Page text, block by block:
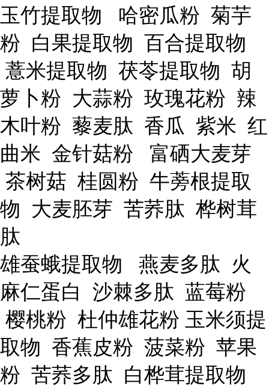
玉竹提取物 哈密瓜粉 菊芋
粉 白果提取物 百合提取物
薏米提取物 茯苓提取物 胡
萝卜粉 大蒜粉 玫瑰花粉 辣
木叶粉 藜麦肽 香瓜 紫米 红
曲米 金针菇粉 富硒大麦芽
茶树菇 桂圆粉 牛蒡根提取
物 大麦胚芽 苦荞肽 桦树茸
肽
雄蚕蛾提取物 燕麦多肽 火
麻仁蛋白 沙棘多肽 蓝莓粉
樱桃粉 杜仲雄花粉 玉米须提
取物 香蕉皮粉 菠菜粉 苹果
粉 苦荞多肽 白桦茸提取物